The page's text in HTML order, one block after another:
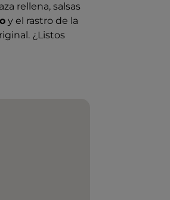
rellena, salsas
y el rastro de la
¿Listos